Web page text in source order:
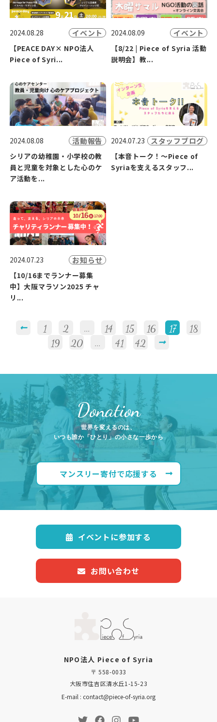
2024.08.28 イベント
【PEACE DAY× NPO法人
Piece of Syri...
2024.08.09 イベント
【8/22 | Piece of Syria 活動
説明会】教...
2024.08.08 活動報告
シリアの幼稚園・小学校の教
員と児童を対象とした心のケ
ア活動を...
2024.07.23 スタッフブログ
【本音トーク！～Piece of
Syriaを支えるスタッフ...
2024.07.23 お知らせ
【10/16までランナー募集
中】大阪マラソン2025 チャ
リ...
1 2 ... 14 15 16 17
18
19
20 ... 41 42
Donation
世界を変えるのは、
いつも誰か「ひとり」の小さな一歩から
マンスリー寄付で応援する
イベントに参加する
お問い合わせ
NPO法人 Piece of Syria
〒 558-0033
大阪市住吉区清水丘1-15-23
E-mail : contact@piece-of-syria.org